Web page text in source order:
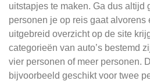
uitstapjes te maken. Ga dus altijd
personen je op reis gaat alvorens
uitgebreid overzicht op de site
categorieën van auto’s bestemd
vier personen of meer personen.
bijvoorbeeld geschikt voor twee